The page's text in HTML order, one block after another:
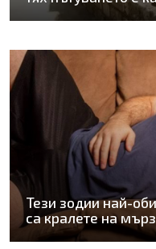
Тези зодии най-
са кралете на